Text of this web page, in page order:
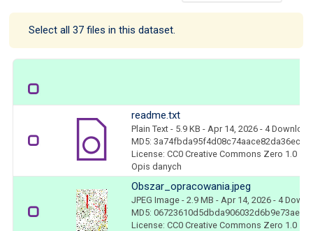
Select all 37 files in this dataset.
readme.txt
Plain Text - 5.9 KB - Apr 14, 2026 - 4
MD5: 3a74fbda95f4d08c74aace82da36ec86
License: CC0 Creative Commons Zero 1.0
Opis danych
Obszar_opracowania.jpeg
JPEG Image - 2.9 MB - Apr 14, 2026 - 4
MD5:
License: CC0 Creative Commons Zero 1.0